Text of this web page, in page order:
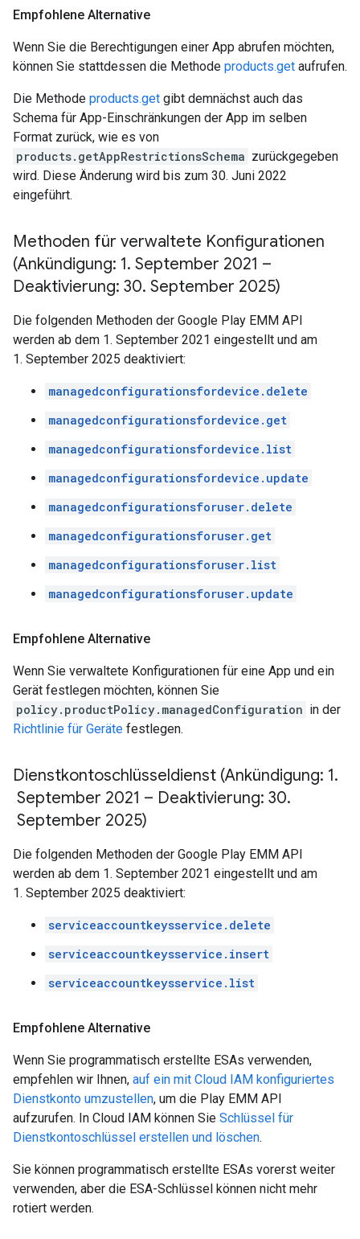
Empfohlene Alternative
Wenn Sie die Berechtigungen einer App abrufen möchten,
können Sie stattdessen die Methode products.get aufrufen.
Die Methode products.get gibt demnächst auch das
Schema für App-Einschränkungen der App im selben
Format zurück, wie es von
products.getAppRestrictionsSchema zurückgegeben
wird. Diese Änderung wird bis zum 30. Juni 2022
eingeführt.
Methoden für verwaltete Konfigurationen
(Ankündigung: 1. September 2021 –
Deaktivierung: 30. September 2025)
Die folgenden Methoden der Google Play EMM API
werden ab dem 1. September 2021 eingestellt und am
1. September 2025 deaktiviert:
managedconfigurationsfordevice.delete
managedconfigurationsfordevice.get
managedconfigurationsfordevice.list
managedconfigurationsfordevice.update
managedconfigurationsforuser.delete
managedconfigurationsforuser.get
managedconfigurationsforuser.list
managedconfigurationsforuser.update
Empfohlene Alternative
Wenn Sie verwaltete Konfigurationen für eine App und ein
Gerät festlegen möchten, können Sie
policy.productPolicy.managedConfiguration in der
Richtlinie für Geräte festlegen.
Dienstkontoschlüsseldienst (Ankündigung: 1.
September 2021 – Deaktivierung: 30.
September 2025)
Die folgenden Methoden der Google Play EMM API
werden ab dem 1. September 2021 eingestellt und am
1. September 2025 deaktiviert:
serviceaccountkeysservice.delete
serviceaccountkeysservice.insert
serviceaccountkeysservice.list
Empfohlene Alternative
Wenn Sie programmatisch erstellte ESAs verwenden,
empfehlen wir Ihnen, auf ein mit Cloud IAM konfiguriertes
Dienstkonto umzustellen, um die Play EMM API
aufzurufen. In Cloud IAM können Sie Schlüssel für
Dienstkontoschlüssel erstellen und löschen.
Sie können programmatisch erstellte ESAs vorerst weiter
verwenden, aber die ESA-Schlüssel können nicht mehr
rotiert werden.